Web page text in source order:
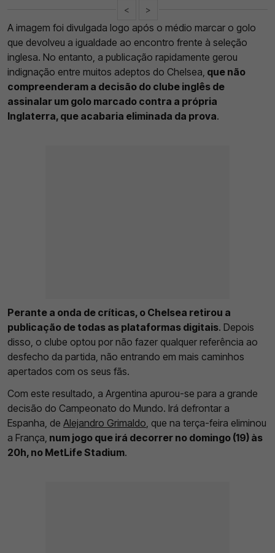
< >
A imagem foi divulgada logo após o médio marcar o golo
que devolveu a igualdade ao encontro frente à seleção
inglesa. No entanto, a publicação rapidamente gerou
indignação entre muitos adeptos do Chelsea, que não
compreenderam a decisão do clube inglês de
assinalar um golo marcado contra a própria
Inglaterra, que acabaria eliminada da prova.
Perante a onda de críticas, o Chelsea retirou a
publicação de todas as plataformas digitais. Depois
disso, o clube optou por não fazer qualquer referência ao
desfecho da partida, não entrando em mais caminhos
apertados com os seus fãs.
Com este resultado, a Argentina apurou-se para a grande
decisão do Campeonato do Mundo. Irá defrontar a
Espanha, de Alejandro Grimaldo , que na terça-feira eliminou
a França, num jogo que irá decorrer no domingo (19) às
20h, no MetLife Stadium.